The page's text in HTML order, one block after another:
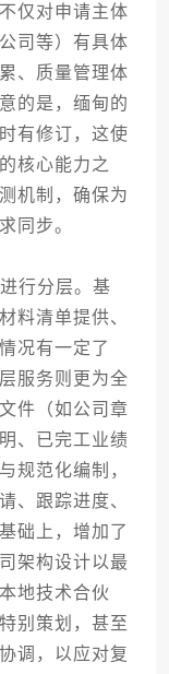
仅对申请主体
司等）有具体
、质量管理体
的是，缅甸的
有修订，这使
核心能力之
机制，确保为
同步。
行分层。基
料清单提供、
况有一定了
服务则更为全
件（如公司章
、已完工业绩
规范化编制，
、跟踪进度、
础上，增加了
架构设计以最
地技术合伙
别策划，甚至
调，以应对复